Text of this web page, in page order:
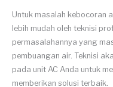
Untuk masalah kebocoran
lebih mudah oleh teknisi
permasalahannya yang
pembuangan air. Teknisi
pada unit AC Anda untuk
memberikan solusi terbaik.